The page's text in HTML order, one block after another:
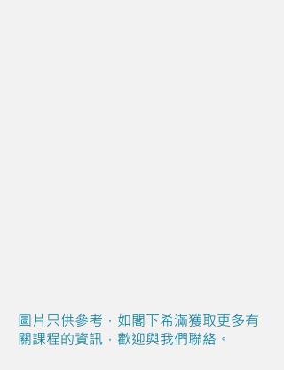
圖片只供參考，如閣下希滿獲取更多有
關課程的資訊，歡迎與我們聯絡。